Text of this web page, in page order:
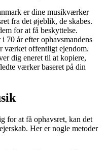
er dine musikværker
fra det øjeblik, de skabes.
for at få beskyttelse.
70 år efter ophavsmandens
værket offentligt ejendom.
dig eneret til at kopiere,
værker baseret på din
for at få ophavsret, kan det
Her er nogle metoder